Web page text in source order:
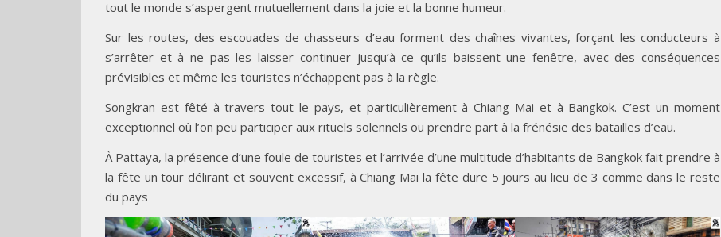
tout le monde s’aspergent mutuellement dans la joie et la bonne humeur.
Sur les routes, des escouades de chasseurs d’eau forment des chaînes vivantes, forçant les conducteurs à
s’arrêter et à ne pas les laisser continuer jusqu’à ce qu’ils baissent une fenêtre, avec des conséquences
prévisibles et même les touristes n’échappent pas à la règle.
Songkran est fêté à travers tout le pays, et particulièrement à Chiang Mai et à Bangkok. C’est un moment
exceptionnel où l’on peu participer aux rituels solennels ou prendre part à la frénésie des batailles d’eau.
À Pattaya, la présence d’une foule de touristes et l’arrivée d’une multitude d’habitants de Bangkok fait prendre à
la fête un tour délirant et souvent excessif, à Chiang Mai la fête dure 5 jours au lieu de 3 comme dans le reste
du pays